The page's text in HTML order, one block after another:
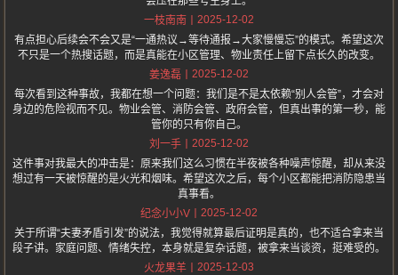
一枝南南
2025-12-02
有点担心后续会不会又是“一通热议→等待通报→大家慢慢忘”的模式。希望这次
不只是一个热搜话题，而是真能在小区管理、物业责任上留下点长久的改变。
姜逸磊
2025-12-02
每次看到这种事故，我都在想一个问题：我们是不是太依赖“别人会管”，才会对
身边的危险视而不见。物业会管、消防会管、政府会管，但真出事的第一秒，能
管你的只有你自己。
刘一手
2025-12-02
这件事对我最大的冲击是：原来我们这么习惯在半夜被各种噪声惊醒，却从来没
想过有一天被惊醒的是火光和烟味。希望这次之后，每个小区都能把消防隐患当
真事看。
纪念小小V
2025-12-02
关于所谓“夫妻矛盾引发”的说法，我觉得就算最后证明是真的，也不适合拿来当
段子讲。家庭问题、情绪失控，本身就是复杂话题，被拿来当谈资，挺难受的。
火龙果羊
2025-12-03